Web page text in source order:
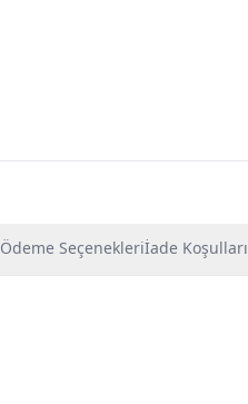
Ödeme Seçenekleriİade Koşulları